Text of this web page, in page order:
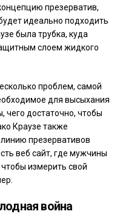
презерватив,
идеально подходить
была трубка, куда
слоем жидкого
проблем, самой
для высыхания
чего достаточно, чтобы
Краузе также
презервативов
веб сайт, где мужчины
измерить свой
война